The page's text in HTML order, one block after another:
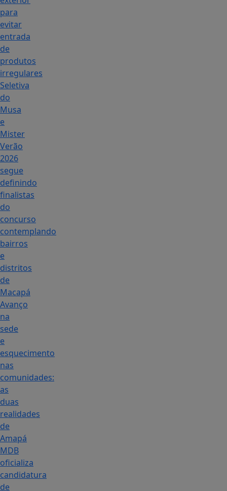
para
evitar
entrada
de
produtos
irregulares
Seletiva
do
Musa
e
Mister
Verão
2026
segue
definindo
finalistas
do
concurso
contemplando
bairros
e
distritos
de
Macapá
Avanço
na
sede
e
esquecimento
nas
comunidades:
as
duas
realidades
de
Amapá
MDB
oficializa
candidatura
de